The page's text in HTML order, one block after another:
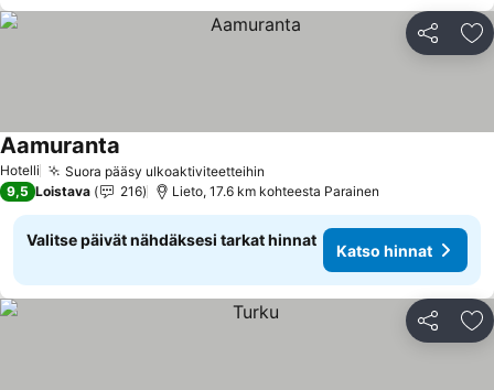
Jaa
Hotelli Suora pääsy ulkoaktiviteetteihin
Aamuranta
9,5 Loistava 216 Lieto, 17.6 km kohteesta Parainen
Valitse päivät nähdäksesi tarkat hinnat
Katso hinnat
Jaa